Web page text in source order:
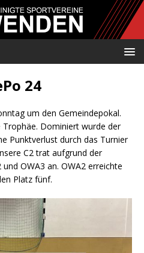
24
um den Gemeindepokal.
Dominiert wurde der
Punktverlust durch das Turnier
C2 trat aufgrund der
OWA3 an. OWA2 erreichte
Platz fünf.